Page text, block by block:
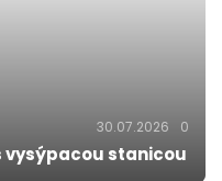
30.07.2026 0
vysýpacou stanicou